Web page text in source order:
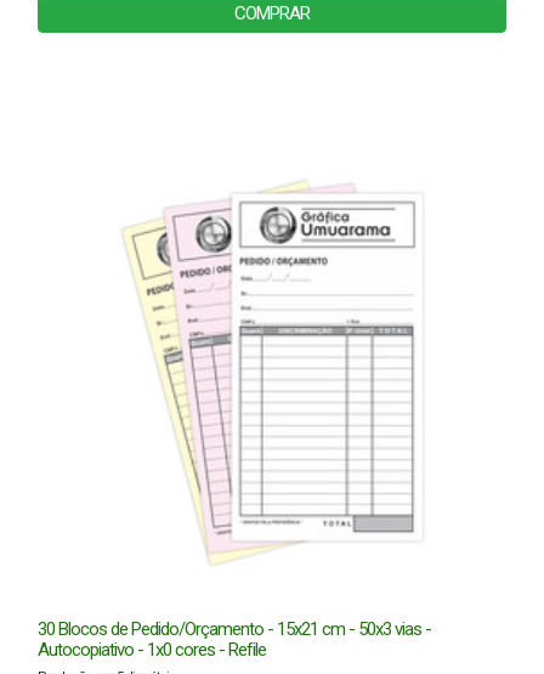
COMPRAR
30 Blocos de Pedido/Orçamento - 15x21 cm - 50x3 vias -
Autocopiativo - 1x0 cores - Refile